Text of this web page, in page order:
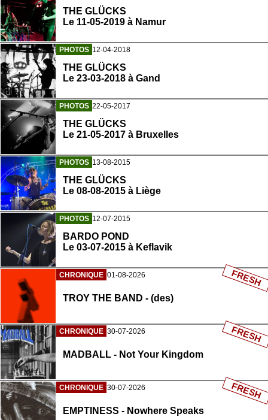
THE GLÜCKS
Le 11-05-2019 à Namur
PHOTOS 12-04-2018
THE GLÜCKS
Le 23-03-2018 à Gand
PHOTOS 22-05-2017
THE GLÜCKS
Le 21-05-2017 à Bruxelles
PHOTOS 13-08-2015
THE GLÜCKS
Le 08-08-2015 à Liège
PHOTOS 12-07-2015
BARDO POND
Le 03-07-2015 à Keflavik
CHRONIQUE 01-08-2026
TROY THE BAND - (des)
FRESH
CHRONIQUE 30-07-2026
MADBALL - Not Your Kingdom
FRESH
CHRONIQUE 30-07-2026
EMPTINESS - Nowhere Speaks
FRESH